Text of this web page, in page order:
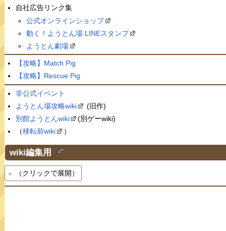
自社広告リンク集
公式オンラインショップ
動く！ようとん場 LINEスタンプ
ようとん劇場
【攻略】Match Pig
【攻略】Rescue Pig
非公式イベント
ようとん場攻略wiki
(旧作)
別館ようとんwiki
(別ゲーwiki)
（移転前wiki ）
wiki編集用 †
（クリックで展開）